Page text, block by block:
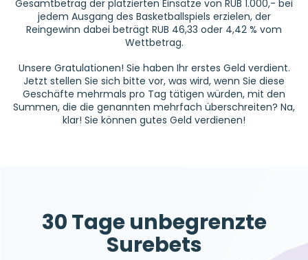
Gesamtbetrag der platzierten Einsätze von RUB 1.000,- bei
jedem Ausgang des Basketballspiels erzielen, der
Reingewinn dabei beträgt RUB 46,33 oder 4,42 % vom
Wettbetrag.
Unsere Gratulationen! Sie haben Ihr erstes Geld verdient.
Jetzt stellen Sie sich bitte vor, was wird, wenn Sie diese
Geschäfte mehrmals pro Tag tätigen würden, mit den
Summen, die die genannten mehrfach überschreiten? Na,
klar! Sie können gutes Geld verdienen!
30 Tage unbegrenzte
Surebets